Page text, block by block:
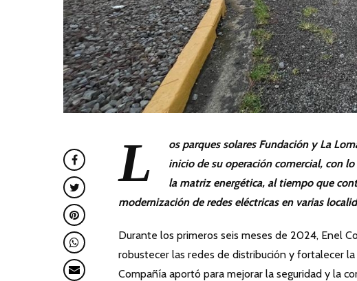
L
os parques solares Fundación y La
inicio de su operación comercial, con
la matriz energética, al tiempo que
modernización de redes eléctricas en varias
Durante los primeros seis meses de 2024, Enel
robustecer las redes de distribución y fortalecer
Compañía aportó para mejorar la seguridad y la